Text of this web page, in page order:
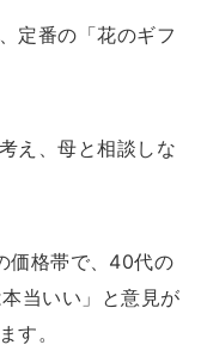
アイテム
定番の「花のギフ
え、母と相談しな
価格帯で、40代の
当いい」と意見が
す。